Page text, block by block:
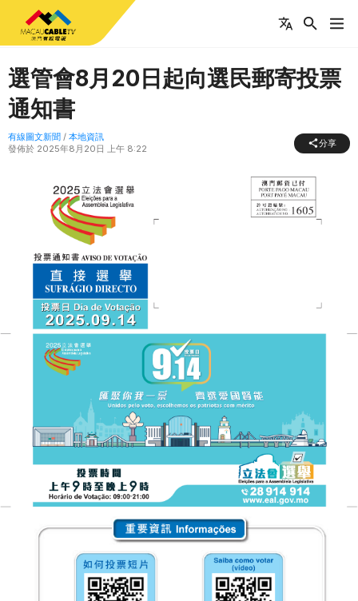
選管會8月20日起向選民郵寄投票
通知書
有線圖文新聞 / 本地資訊
發佈於 2025年8月20日 上午 8:22
分享